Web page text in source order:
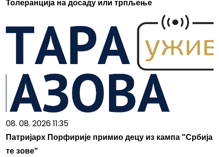
Толеранција на досаду или трпљење
08. 08. 2026 11:35
Патријарх Порфирије примио децу из кампа "Србија
те зове"